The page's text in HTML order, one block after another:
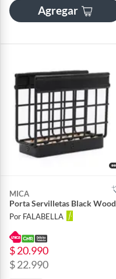
Agregar
MICA
Porta Servilletas Black Wood
Por FALABELLA
$ 20.990
$ 22.990